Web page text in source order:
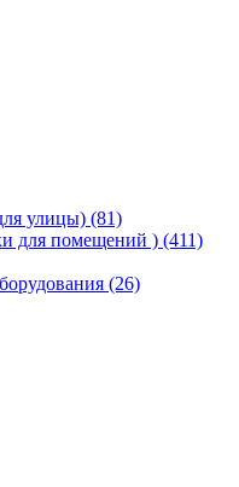
улицы) (81)
для помещений ) (411)
(26)